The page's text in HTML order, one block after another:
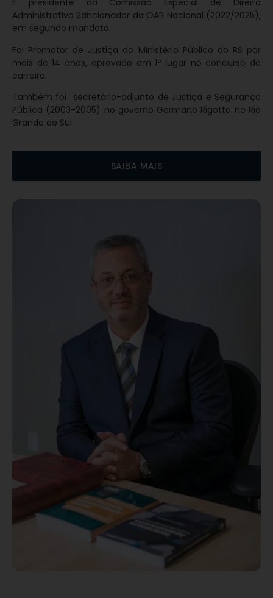
É presidente da Comissão Especial de Direito
Administrativo Sancionador da OAB Nacional (2022/2025),
em segundo mandato.
Foi Promotor de Justiça do Ministério Público do RS por
mais de 14 anos, aprovado em 1º lugar no concurso da
carreira.
Também foi secretário-adjunto de Justiça e Segurança
Pública (2003-2005) no governo Germano Rigotto no Rio
Grande do Sul
SAIBA MAIS